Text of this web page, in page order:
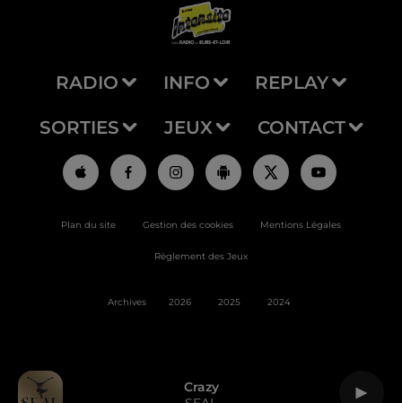
Crazy
RADIO INFO REPLAY
SORTIES JEUX CONTACT
Plan du site Gestion des cookies Mentions Légales
Règlement des Jeux
Archives 2026 2025 2024